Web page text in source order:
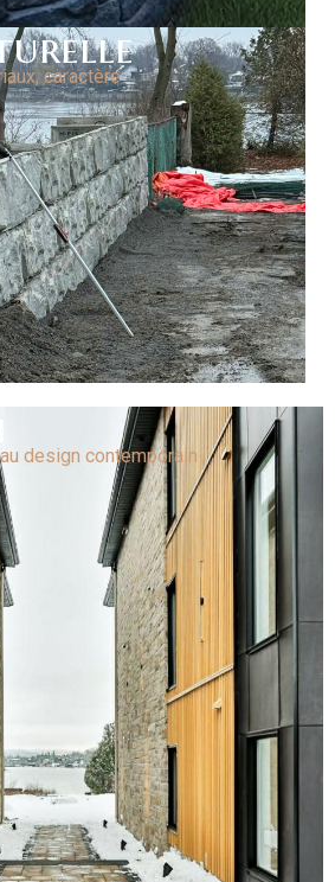
caractère
design contemporain